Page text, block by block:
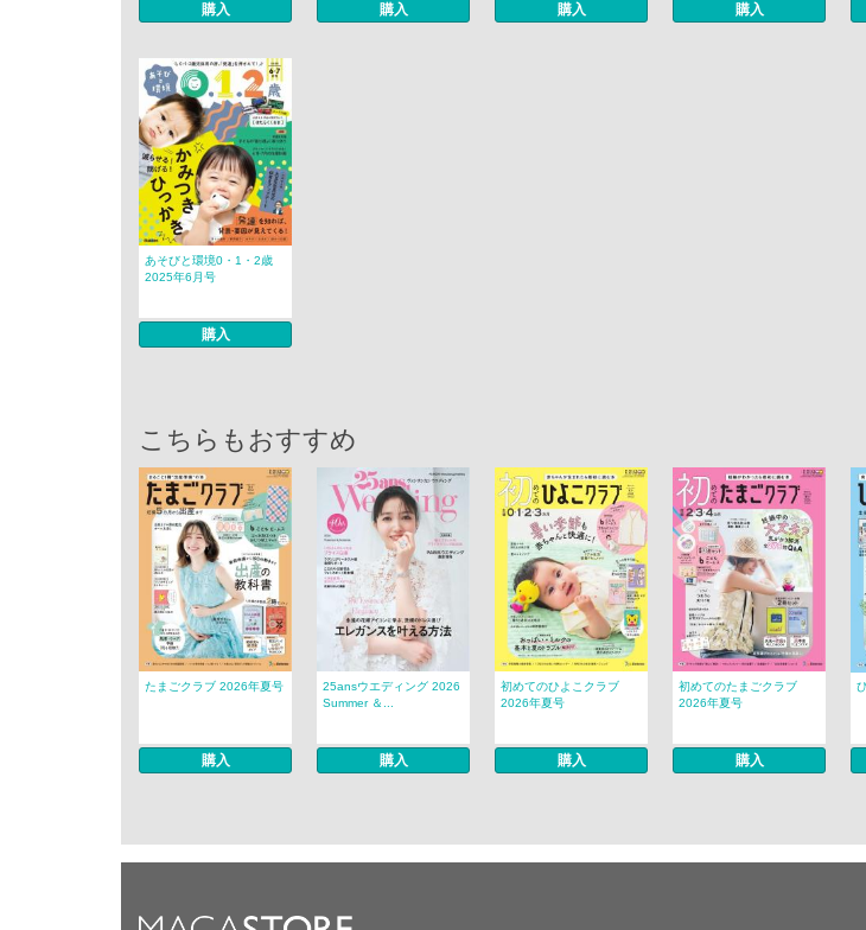
購入 購入 購入 購入
あそびと環境0・1・2歳
2025年6月号
購入
こちらもおすすめ
たまごクラブ 2026年夏号
購入
25ansウエディング 2026
Summer ＆...
購入
初めてのひよこクラブ
2026年夏号
購入
初めてのたまごクラブ
2026年夏号
購入